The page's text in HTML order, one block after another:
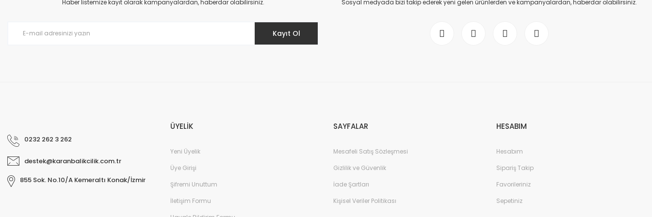
Haber listemize kayıt olarak kampanyalardan, haberdar olabilirsiniz.
Kayıt Ol
Sosyal medyada bizi takip ederek yeni gelen ürünlerden ve kampanyalardan, haberdar olabilirsiniz.
0232 262 3 262
destek@karanbalikcilik.com.tr
855 Sok. No.10/A Kemeraltı Konak/İzmir
ÜYELİK
Yeni Üyelik
Üye Girişi
Şifremi Unuttum
İletişim Formu
SAYFALAR
Mesafeli Satış Sözleşmesi
Gizlilik ve Güvenlik
İade Şartları
Kişisel Veriler Politikası
HESABIM
Hesabım
Sipariş Takip
Favorileriniz
Sepetiniz